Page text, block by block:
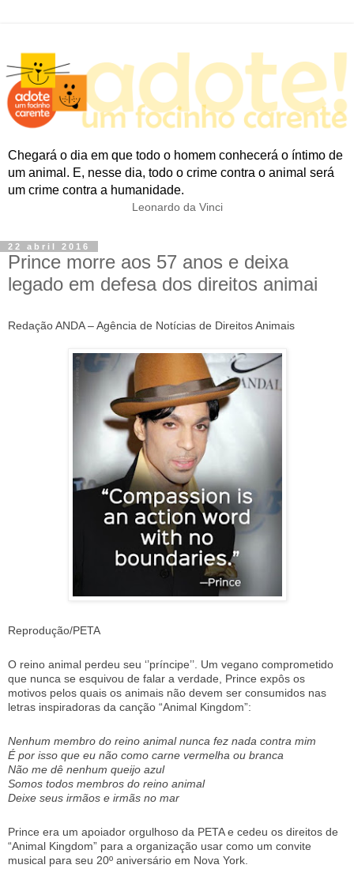
Chegará o dia em que todo o homem conhecerá o íntimo de
um animal. E, nesse dia, todo o crime contra o animal será
um crime contra a humanidade.
Leonardo da Vinci
22 abril 2016
Prince morre aos 57 anos e deixa
legado em defesa dos direitos animai
Redação ANDA – Agência de Notícias de Direitos Animais
Reprodução/PETA
O reino animal perdeu seu ‘’príncipe’’. Um vegano comprometido
que nunca se esquivou de falar a verdade, Prince expôs os
motivos pelos quais os animais não devem ser consumidos nas
letras inspiradoras da canção “Animal Kingdom”:
Nenhum membro do reino animal nunca fez nada contra mim
É por isso que eu não como carne vermelha ou branca
Não me dê nenhum queijo azul
Somos todos membros do reino animal
Deixe seus irmãos e irmãs no mar
Prince era um apoiador orgulhoso da PETA e cedeu os direitos de
“Animal Kingdom” para a organização usar como um convite
musical para seu 20º aniversário em Nova York.